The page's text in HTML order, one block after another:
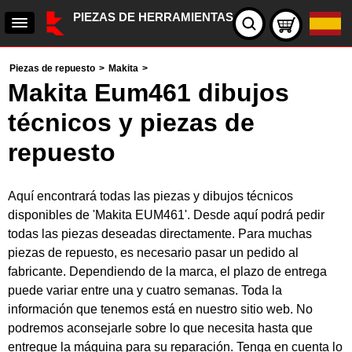
PIEZAS DE HERRAMIENTAS
Piezas de repuesto > Makita >
Makita Eum461 dibujos
técnicos y piezas de
repuesto
Aquí encontrará todas las piezas y dibujos técnicos
disponibles de 'Makita EUM461'. Desde aquí podrá pedir
todas las piezas deseadas directamente. Para muchas
piezas de repuesto, es necesario pasar un pedido al
fabricante. Dependiendo de la marca, el plazo de entrega
puede variar entre una y cuatro semanas. Toda la
información que tenemos está en nuestro sitio web. No
podremos aconsejarle sobre lo que necesita hasta que
entregue la máquina para su reparación. Tenga en cuenta lo